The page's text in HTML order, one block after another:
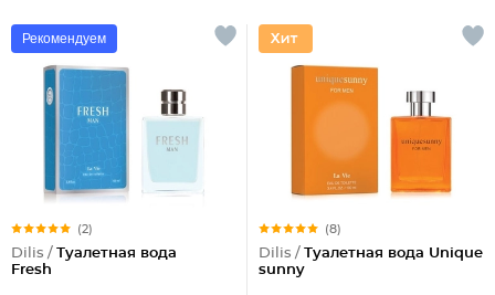
Рекомендуем
(2)
Dilis / Туалетная вода
Fresh
(8)
Dilis / Туалетная вода Unique
sunny